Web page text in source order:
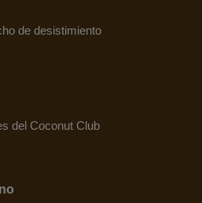
de desistimiento
del Coconut Club